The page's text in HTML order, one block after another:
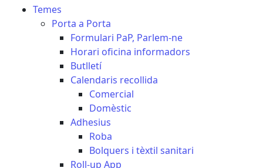
Temes
Porta a Porta
Formulari PaP, Parlem-ne
Horari oficina informadors
Butlletí
Calendaris recollida
Comercial
Domèstic
Adhesius
Roba
Bolquers i tèxtil sanitari
Roll-up App